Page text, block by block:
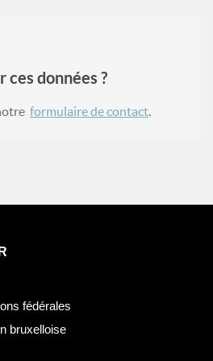
ces données ?
formulaire de contact.
fédérales
bruxelloise